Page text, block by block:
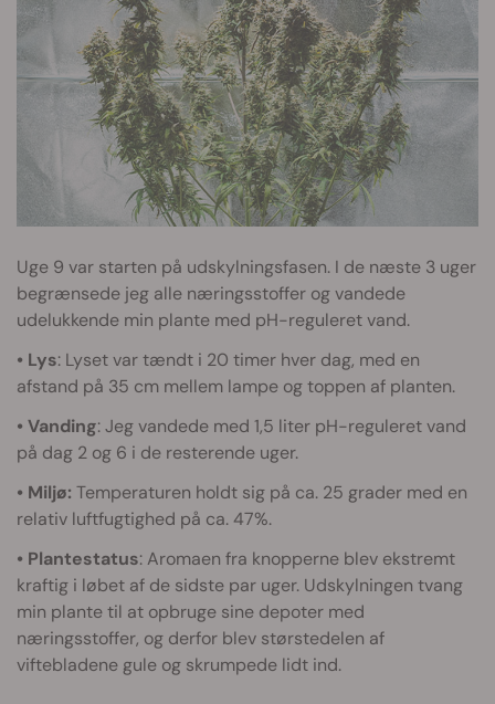
Uge 9 var starten på udskylningsfasen. I de næste 3 uger
begrænsede jeg alle næringsstoffer og vandede
udelukkende min plante med pH-reguleret vand.
• Lys: Lyset var tændt i 20 timer hver dag, med en
afstand på 35 cm mellem lampe og toppen af planten.
• Vanding: Jeg vandede med 1,5 liter pH-reguleret vand
på dag 2 og 6 i de resterende uger.
• Miljø: Temperaturen holdt sig på ca. 25 grader med en
relativ luftfugtighed på ca. 47%.
• Plantestatus: Aromaen fra knopperne blev ekstremt
kraftig i løbet af de sidste par uger. Udskylningen tvang
min plante til at opbruge sine depoter med
næringsstoffer, og derfor blev størstedelen af
viftebladene gule og skrumpede lidt ind.